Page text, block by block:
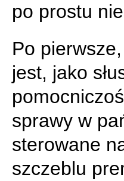
po prostu
Po
jest, jako
sprawy w
sterowane
szczeblu